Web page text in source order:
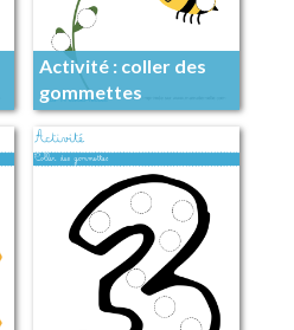
Activité : coller des
gommettes